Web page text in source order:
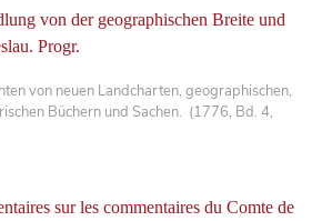
von der geographischen Breite und
Progr.
von neuen Landcharten, geographischen,
Büchern und Sachen. (1776, Bd. 4,
sur les commentaires du Comte de